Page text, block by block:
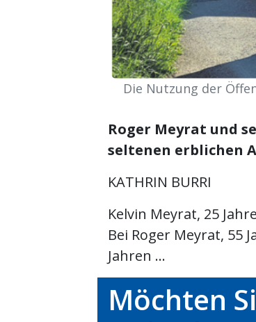
Die Nutzung der
Roger Meyrat und
seltenen erblichen
KATHRIN BURRI
Kelvin Meyrat, 25
Bei Roger Meyrat, 55
Jahren ...
Möchten